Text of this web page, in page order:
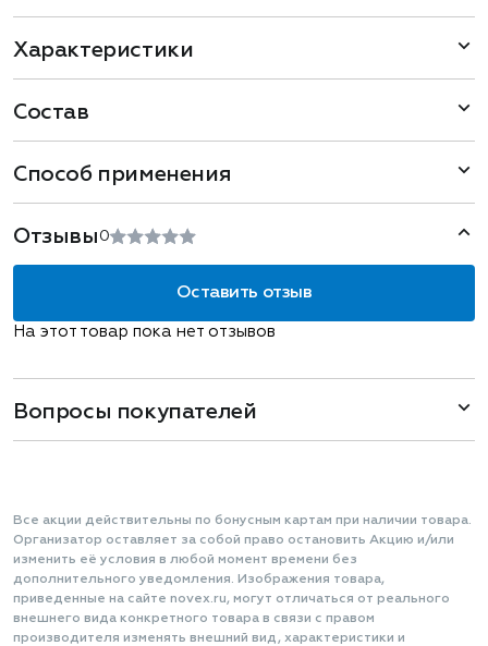
Характеристики
Состав
Способ применения
Отзывы 0
Оставить отзыв
На этот товар пока нет отзывов
Вопросы покупателей
Все акции действительны по бонусным картам при наличии товара.
Организатор оставляет за собой право остановить Акцию и/или
изменить её условия в любой момент времени без
дополнительного уведомления. Изображения товара,
приведенные на сайте novex.ru, могут отличаться от реального
внешнего вида конкретного товара в связи с правом
производителя изменять внешний вид, характеристики и